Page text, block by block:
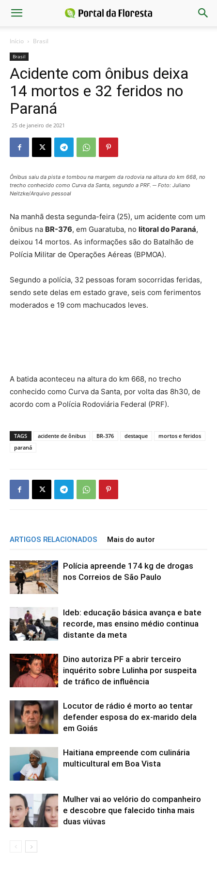
Início Brasil
Brasil
Acidente com ônibus deixa
14 mortos e 32 feridos no
Paraná
25 de janeiro de 2021
Ônibus saiu da pista e tombou na margem da rodovia na altura do km 668, no
trecho conhecido como Curva da Santa, segundo a PRF. ─ Foto: Juliano
Neitzke/Arquivo pessoal
Na manhã desta segunda-feira (25), um acidente com um
ônibus na BR-376, em Guaratuba, no litoral do Paraná,
deixou 14 mortos. As informações são do Batalhão de
Polícia Militar de Operações Aéreas (BPMOA).
Segundo a polícia, 32 pessoas foram socorridas feridas,
sendo sete delas em estado grave, seis com ferimentos
moderados e 19 com machucados leves.
A batida aconteceu na altura do km 668, no trecho
conhecido como Curva da Santa, por volta das 8h30, de
acordo com a Polícia Rodoviária Federal (PRF).
TAGS acidente de ônibus BR-376 destaque
mortos e feridos
paraná
ARTIGOS RELACIONADOS Mais do autor
Polícia apreende 174 kg de drogas
nos Correios de São Paulo
Ideb: educação básica avança e bate
recorde, mas ensino médio continua
distante da meta
Dino autoriza PF a abrir terceiro
inquérito sobre Lulinha por suspeita
de tráfico de influência
Locutor de rádio é morto ao tentar
defender esposa do ex-marido dela
em Goiás
Haitiana empreende com culinária
multicultural em Boa Vista
Mulher vai ao velório do companheiro
e descobre que falecido tinha mais
duas viúvas